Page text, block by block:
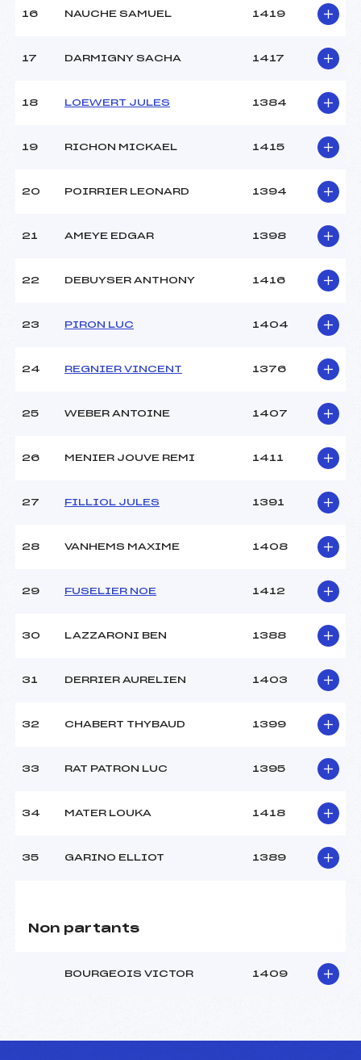
16 NAUCHE SAMUEL 1419
17 DARMIGNY SACHA 1417
18 LOEWERT JULES 1384
19 RICHON MICKAEL 1415
20 POIRRIER LEONARD 1394
21 AMEYE EDGAR 1398
22 DEBUYSER ANTHONY 1416
23 PIRON LUC 1404
24 REGNIER VINCENT 1376
25 WEBER ANTOINE 1407
26 MENIER JOUVE REMI 1411
27 FILLIOL JULES 1391
28 VANHEMS MAXIME 1408
29 FUSELIER NOE 1412
30 LAZZARONI BEN 1388
31 DERRIER AURELIEN 1403
32 CHABERT THYBAUD 1399
33 RAT PATRON LUC 1395
34 MATER LOUKA 1418
35 GARINO ELLIOT 1389
Non partants
BOURGEOIS VICTOR 1409